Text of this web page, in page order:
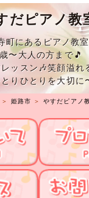
だピアノ教
町にあるピアノ教
〜大人の方まで🎵
ッスン🎶笑顔溢れ
とりひとりを大切に
＞ 姫路市 ＞ やすだピアノ